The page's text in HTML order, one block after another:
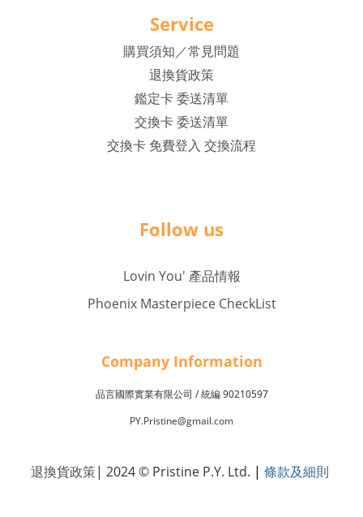
Service
購買須知／常見問題
退換貨政策
鑑定卡 委送清單
交換卡 委送清單
交換卡 免費登入 交換流程
Follow us
Lovin You' 產品情報
Phoenix Masterpiece CheckList
Company Information
品言國際實業有限公司 /統編90210597
PY.Pristine@gmail.com
退換貨政策| 2024 © Pristine P.Y. Ltd. | 條款及細則